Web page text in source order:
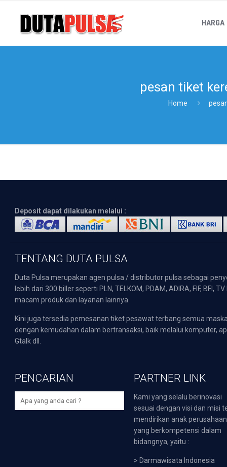
HARGA
pesan tiket
Home
Deposit dapat dilakukan melalui :
TENTANG DUTA PULSA
Duta Pulsa merupakan agen pulsa / distributor pulsa sebagai
lebih dari 300 biller seperti PLN, TELKOM, PDAM, ADIRA, FIF,
macam produk dan layanan lainnya.
Kini juga tersedia pemesanan tiket pesawat terbang semua
dengan kemudahan dalam bertransaksi, baik melalui komputer,
Gtalk dll.
PENCARIAN PARTNER LINK
Kami yang selalu berinovasi
sesuai dengan visi dan misi
mendirikan anak perusahaan
yang berkompetensi dalam
bidangnya, yaitu :
> Darmawisata Indonesia